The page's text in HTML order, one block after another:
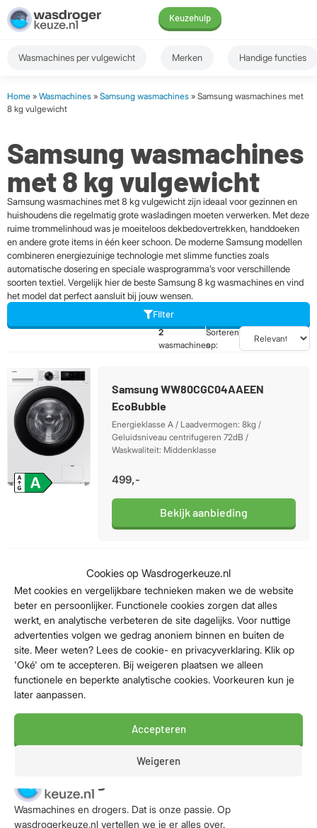
Cookies op Wasdrogerkeuze.nl
Met cookies en vergelijkbare technieken maken we de website
beter en persoonlijker. Functionele cookies zorgen dat alles
werkt, en analytische verbeteren de site dagelijks. Voor nuttige
advertenties volgen we gedrag anoniem binnen en buiten de
site. Meer weten? Lees de cookie- en privacyverklaring. Klik op
'Oké' om te accepteren. Bij weigeren plaatsen we alleen
functionele en beperkte analytische cookies. Voorkeuren kun je
later aanpassen.
Accepteren
Weigeren
Keuzehulp
Wasmachines per vulgewicht Merken Handige functies
Home » Wasmachines » Samsung wasmachines » Samsung wasmachines met
8 kg vulgewicht
Samsung wasmachines
met 8 kg vulgewicht
Samsung wasmachines met 8 kg vulgewicht zijn ideaal voor gezinnen en
huishoudens die regelmatig grote wasladingen moeten verwerken. Met deze
ruime trommelinhoud was je moeiteloos dekbedovertrekken, handdoeken
en andere grote items in één keer schoon. De moderne Samsung modellen
combineren energiezuinige technologie met slimme functies zoals
automatische dosering en speciale wasprogramma’s voor verschillende
soorten textiel. Vergelijk hier de beste Samsung 8 kg wasmachines en vind
het model dat perfect aansluit bij jouw wensen.
Filter
2
wasmachines
Sorteren
op:
Samsung WW80CGC04AAEEN
EcoBubble
Energieklasse A / Laadvermogen: 8kg /
Geluidsniveau centrifugeren 72dB /
Waskwaliteit: Middenklasse
499,-
Bekijk aanbieding
Samsung WW80CGC04AAEEN
Energieklasse A / Laadvermogen: 8kg /
Geluidsniveau centrifugeren 72dB /
Waskwaliteit: Middenklasse
545,-
Wasmachines en drogers. Dat is onze passie. Op
wasdrogerkeuze.nl vertellen we je er alles over.